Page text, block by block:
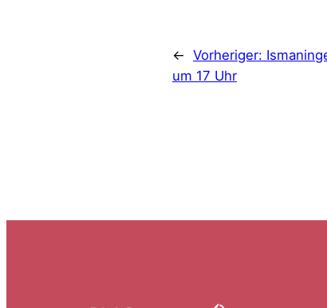
← Vorheriger:
um 17 Uhr